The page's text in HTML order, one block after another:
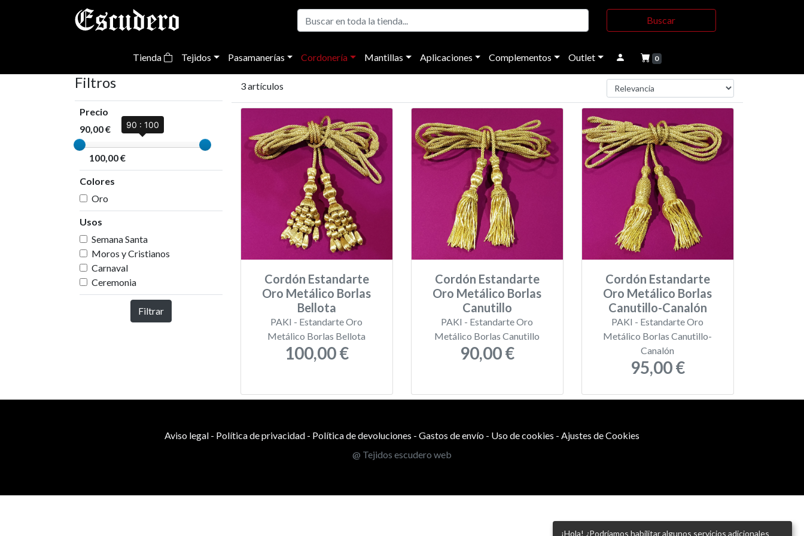
Buscar
Tienda Tejidos Pasamanerías Cordonería Mantillas Aplicaciones Complementos Outlet 0
Filtros
Precio
90,00 €
90 : 100
100,00 €
Colores
Oro
Usos
Semana Santa
Moros y Cristianos
Carnaval
Ceremonia
Filtrar
3 artículos
Cordón Estandarte
Oro Metálico Borlas
Bellota
PAKI - Estandarte Oro
Metálico Borlas Bellota
100,00 €
Cordón Estandarte
Oro Metálico Borlas
Canutillo
PAKI - Estandarte Oro
Metálico Borlas Canutillo
90,00 €
Cordón Estandarte
Oro Metálico Borlas
Canutillo-Canalón
PAKI - Estandarte Oro
Metálico Borlas Canutillo-
Canalón
95,00 €
Aviso legal - Política de privacidad - Política de devoluciones - Gastos de envío - Uso de cookies - Ajustes de Cookies
@ Tejidos escudero web
¡Hola! ¿Podríamos habilitar algunos servicios adicionales